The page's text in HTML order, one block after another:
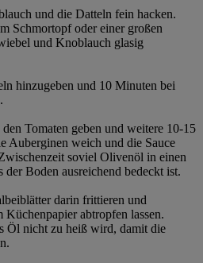
und die Datteln fein hacken.
Schmortopf oder einer großen
und Knoblauch glasig
hinzugeben und 10 Minuten bei
Tomaten geben und weitere 10-15
Auberginen weich und die Sauce
soviel Olivenöl in einen
Boden ausreichend bedeckt ist.
darin frittieren und
Küchenpapier abtropfen lassen.
Öl nicht zu heiß wird, damit die